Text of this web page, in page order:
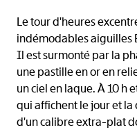
Le tour d'heures
indémodables aiguilles
Il est surmonté par la
une pastille en or en
un ciel en laque. À 10 h
qui affichent le jour et
d'un calibre extra-plat